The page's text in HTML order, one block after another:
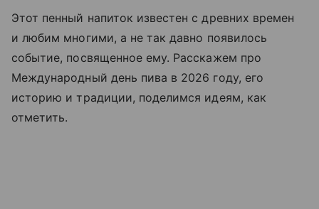
Этот пенный напиток известен с древних времен
и любим многими, а не так давно появилось
событие, посвященное ему. Расскажем про
Международный день пива в 2026 году, его
историю и традиции, поделимся идеям, как
отметить.